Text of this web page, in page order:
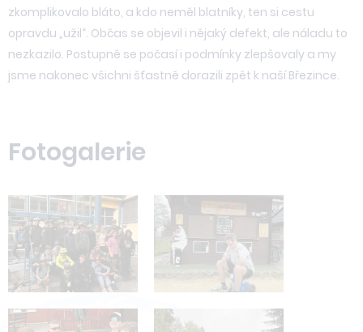
zkomplikovalo bláto, a kdo neměl blatníky, ten si cestu
opravdu „užil“. Občas se objevil i nějaký defekt, ale náladu to
nezkazilo. Postupně se počasí i podmínky zlepšovaly a my
jsme nakonec všichni šťastně dorazili zpět k naší Březince.
Fotogalerie